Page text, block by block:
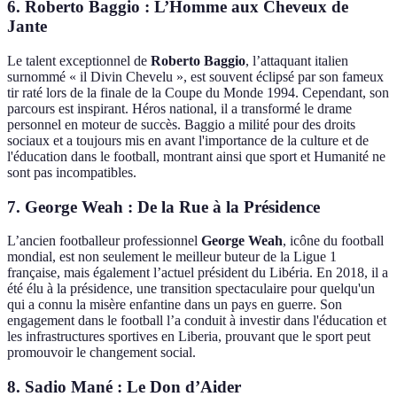
6. Roberto Baggio : L’Homme aux Cheveux de
Jante
Le talent exceptionnel de Roberto Baggio, l’attaquant italien
surnommé « il Divin Chevelu », est souvent éclipsé par son fameux
tir raté lors de la finale de la Coupe du Monde 1994. Cependant, son
parcours est inspirant. Héros national, il a transformé le drame
personnel en moteur de succès. Baggio a milité pour des droits
sociaux et a toujours mis en avant l'importance de la culture et de
l'éducation dans le football, montrant ainsi que sport et Humanité ne
sont pas incompatibles.
7. George Weah : De la Rue à la Présidence
L’ancien footballeur professionnel George Weah, icône du football
mondial, est non seulement le meilleur buteur de la Ligue 1
française, mais également l’actuel président du Libéria. En 2018, il a
été élu à la présidence, une transition spectaculaire pour quelqu'un
qui a connu la misère enfantine dans un pays en guerre. Son
engagement dans le football l’a conduit à investir dans l'éducation et
les infrastructures sportives en Liberia, prouvant que le sport peut
promouvoir le changement social.
8. Sadio Mané : Le Don d’Aider